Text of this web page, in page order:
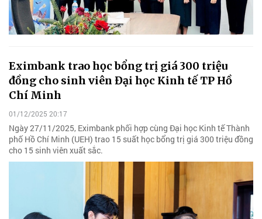
Eximbank trao học bổng trị giá 300 triệu
đồng cho sinh viên Đại học Kinh tế TP Hồ
Chí Minh
01/12/2025 20:17
Ngày 27/11/2025, Eximbank phối hợp cùng Đại học Kinh tế Thành
phố Hồ Chí Minh (UEH) trao 15 suất học bổng trị giá 300 triệu đồng
cho 15 sinh viên xuất sắc.